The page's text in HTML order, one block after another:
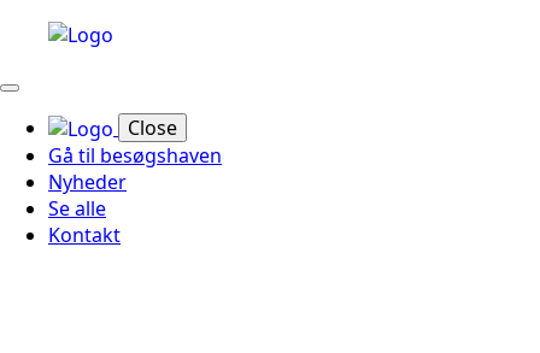
Close
Gå til besøgshaven
Nyheder
Se alle
Kontakt